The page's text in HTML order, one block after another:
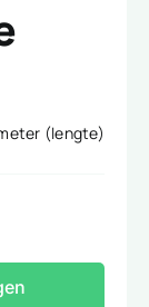
(lengte)